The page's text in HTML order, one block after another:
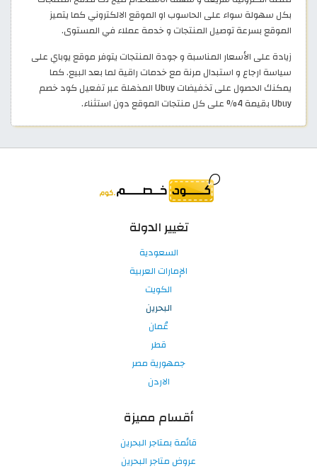
بكل سهولة سواء على الحاسوب او الموقع الالكتروني كما يتميز
الموقع بسرعة توصيل المنتجات و خدمة عملاء في المستوى.
زيادة على الأسعار المناسبة و جودة المنتجات يتوفر موقع يوباي على
سياسة ارجاع و استبدال مرنة مع خدمات راقية لما بعد البيع. كما
يمكنك الحصول على تخفيضات Ubuy المذهلة عبر تفعيل كود خصم
Ubuy بقيمة 4% على كل منتجات الموقع دون استثناء.
تغيير الدولة
السعودية
الإمارات العربية
الكويت
البحرين
عُمان
قطر
جمهورية مصر
الاردن
أقسام مميزة
قائمة بمتاجر البحرين
عروض متاجر البحرين